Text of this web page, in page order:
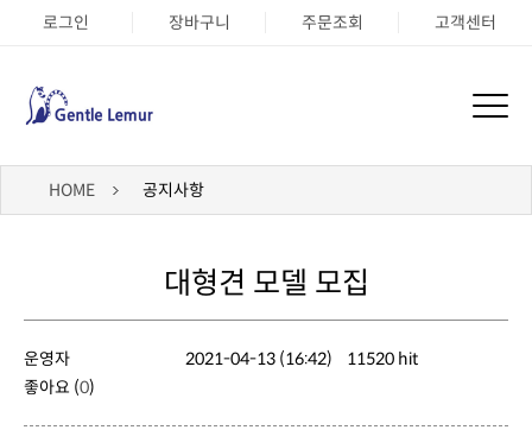
로그인 장바구니 주문조회 고객센터
HOME 공지사항
대형견 모델 모집
운영자 2021-04-13 (16:42)
11520 hit
좋아요 (0)